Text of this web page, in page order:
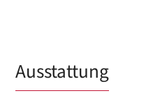
Ausstattung